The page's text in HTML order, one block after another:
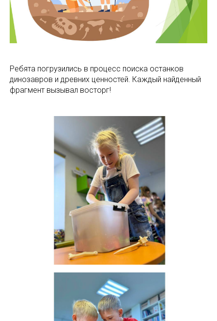
Ребята погрузились в процесс поиска останков
динозавров и древних ценностей. Каждый найденный
фрагмент вызывал восторг!